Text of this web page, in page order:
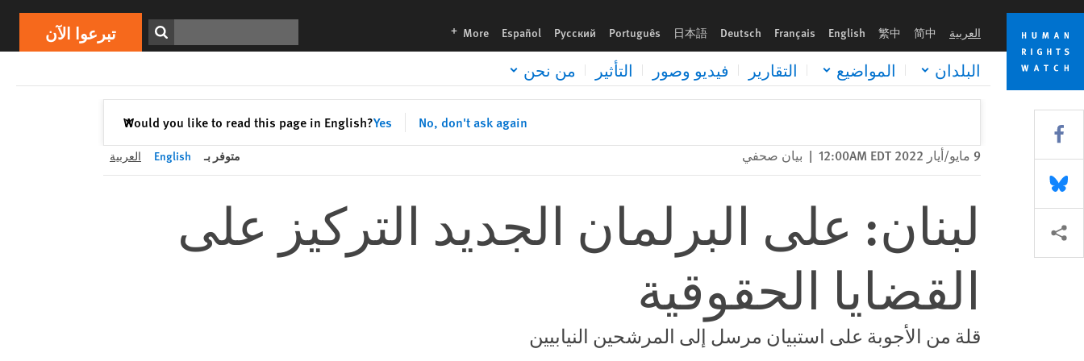
Skip
cookie
privacy
notice
Skip
main
content
العربية 简中
繁中
English
Français
Deutsch
日本語
Português
Русский
Español
More
languages تبرعوا الآن
البلدان المواضيع التقارير فيديو وصور التأثير من نحن
Would you like to read this page in English?Yes No, don't ask again
✕إغلاق
Print تبرعوا الآن
9 مايو/أيار 2022 12:00AM EDT | بيان صحفي متوفر بـ English العربية
لبنان: على البرلمان الجديد التركيز على
القضايا الحقوقية
قلة من الأجوبة على استبيان مرسل إلى المرشحين النيابيين
Share this via Facebook
Share this via Bluesky
Share this via مشاركة